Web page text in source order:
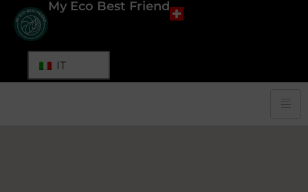
My Eco Best Friend
IT